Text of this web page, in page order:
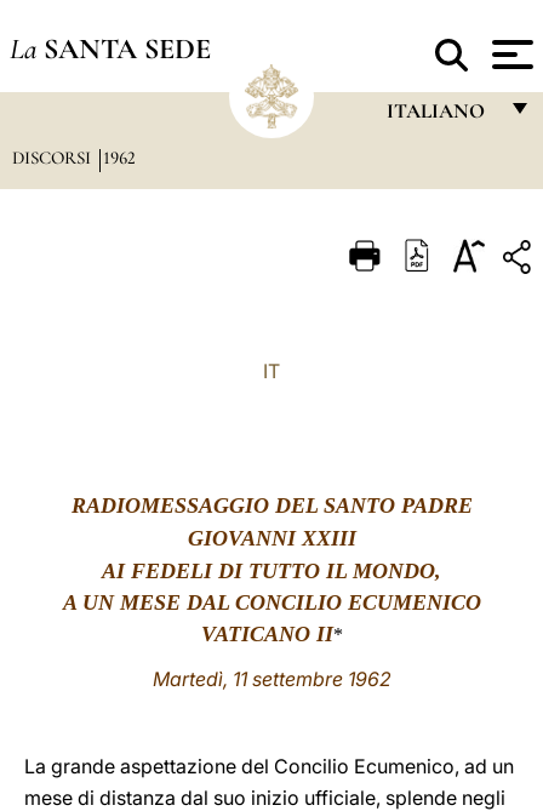
La SANTA SEDE
ITALIANO
ITALIANO
LATINE
DISCORSI 1962
IT
RADIOMESSAGGIO DEL SANTO PADRE
GIOVANNI XXIII
AI FEDELI DI TUTTO IL MONDO,
A UN MESE DAL CONCILIO ECUMENICO
VATICANO II*
Martedì, 11 settembre 1962
La grande aspettazione del Concilio Ecumenico, ad un
mese di distanza dal suo inizio ufficiale, splende negli